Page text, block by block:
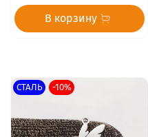
В корзину
СТАЛЬ -10%